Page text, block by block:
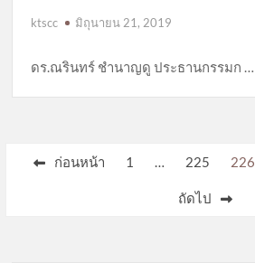
ktscc มิถุนายน 21, 2019
ดร.ณรินทร์ ชำนาญดู ประธานกรรมก …
Postsก่อนหน้า 1 225 226
ถัดไป